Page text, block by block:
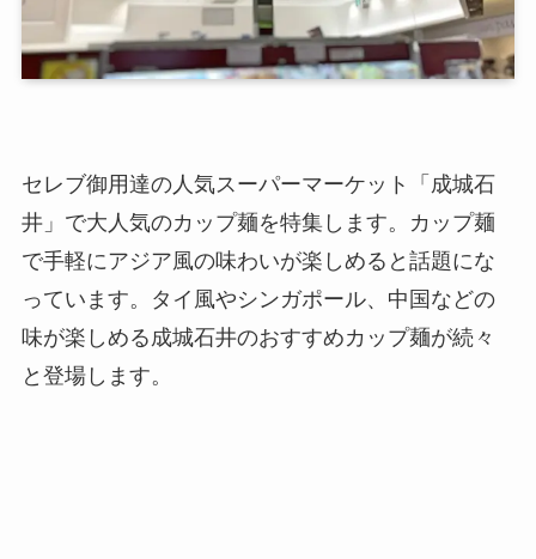
セレブ御用達の人気スーパーマーケット「成城石
井」で大人気のカップ麺を特集します。カップ麺
で手軽にアジア風の味わいが楽しめると話題にな
っています。タイ風やシンガポール、中国などの
味が楽しめる成城石井のおすすめカップ麺が続々
と登場します。